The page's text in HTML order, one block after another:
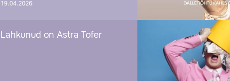
19.04.2026
Lahkunud on Astra Tofer